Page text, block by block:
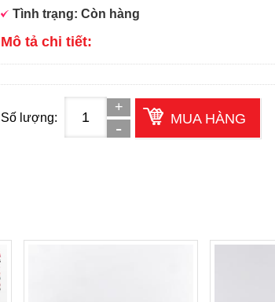
Tình trạng: Còn hàng
Mô tả chi tiết:
Số lượng: MUA HÀNG